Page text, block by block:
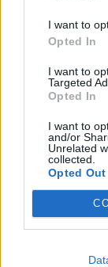
I want to
Opted In
I want to
Targeted
Opted In
I want to
and/or
Unrelated
collected.
Opted Out
Paweł Żurek
Dzisiaj 09:18
Reklama
Reklama